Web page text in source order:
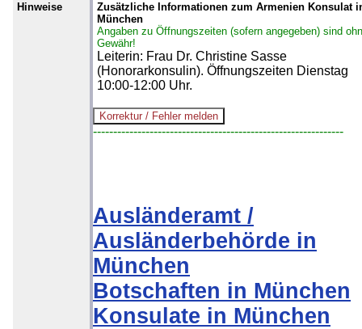
Hinweise
Zusätzliche Informationen zum Armenien Konsulat
München
Angaben zu Öffnungszeiten (sofern angegeben) sind
Gewähr!
Leiterin: Frau Dr. Christine Sasse
(Honorarkonsulin). Öffnungszeiten Dienstag
10:00-12:00 Uhr.
--------------------------------------------------------------
Ausländeramt /
Ausländerbehörde in
München
Botschaften in München
Konsulate in München